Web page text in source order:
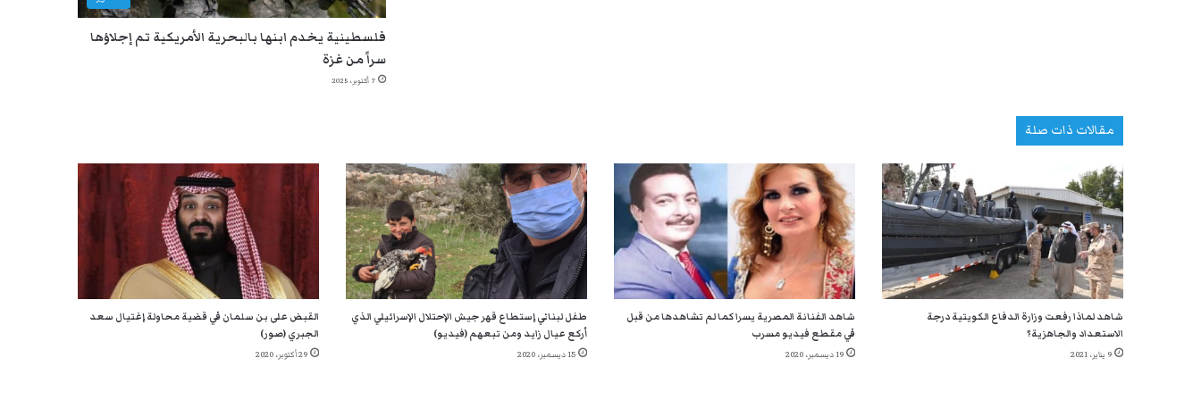
فلسطينية يخدم ابنها بالبحرية الأمريكية تم إجلاؤها
سراً من غزة
7 أكتوبر، 2025
مقالات ذات صلة
شاهد لماذا رفعت وزارة الدفاع الكويتية درجة
الاستعداد والجاهزية؟
9 يناير، 2021
شاهد الفنانة المصرية يسرا كما لم تشاهدها من قبل
في مقطع فيديو مسرب
19 ديسمبر، 2020
طفل لبناني إستطاع قهر جيش الإحتلال الإسرائيلي الذي
أركع عيال زايد ومن تبعهم (فيديو)
15 ديسمبر، 2020
القبض على بن سلمان في قضية محاولة إغتيال سعد
الجبري (صور)
29 أكتوبر، 2020